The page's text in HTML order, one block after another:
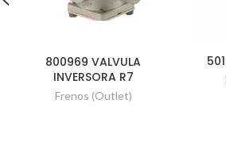
800969 VALVULA
INVERSORA R7
Frenos (Outlet)